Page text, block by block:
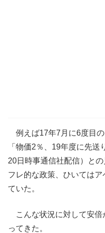
例えば17年7月に6度目
「物価2％、19年度に先
20日時事通信社配信）と
フレ的な政策、ひいては
ていた。
こんな状況に対して安倍
ってきた。